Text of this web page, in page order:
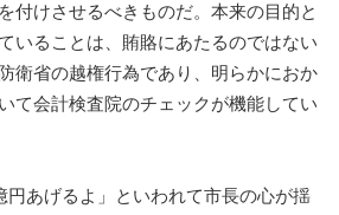
付けさせるべきものだ。本来の目的と
いることは、賄賂にあたるのではない
衛省の越権行為であり、明らかにおか
て会計検査院のチェックが機能してい
あげるよ」といわれて市長の心が揺